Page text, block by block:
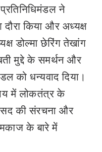
ने
किया और अध्यक्ष
डोल्मा छेरिंग तेखांग
मुद्दे के समर्थन और
को धन्यवाद दिया।
में लोकतंत्र के
की संरचना और
के बारे में